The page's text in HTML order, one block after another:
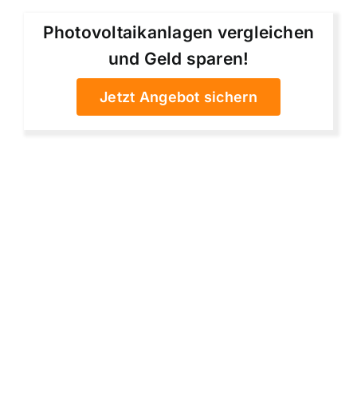
Photovoltaikanlagen vergleichen
und Geld sparen!
Jetzt Angebot sichern